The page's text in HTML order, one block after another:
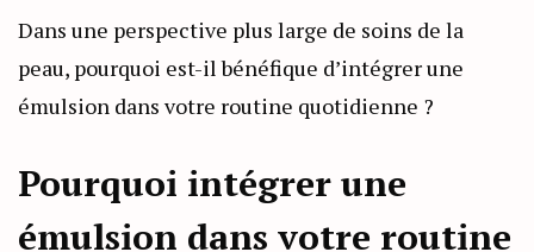
Dans une perspective plus large de soins de la
peau, pourquoi est-il bénéfique d’intégrer une
émulsion dans votre routine quotidienne ?
Pourquoi intégrer une
émulsion dans votre routine